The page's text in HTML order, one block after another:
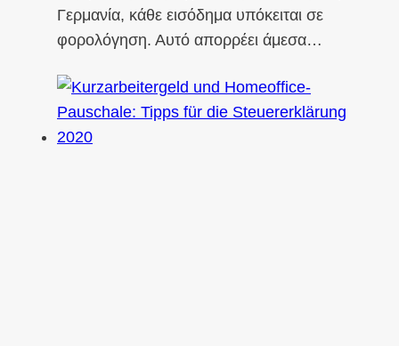
Γερμανία, κάθε εισόδημα υπόκειται σε
φορολόγηση. Αυτό απορρέει άμεσα…